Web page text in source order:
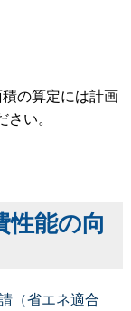
の算定には計画
い。
性能の向
（省エネ適合